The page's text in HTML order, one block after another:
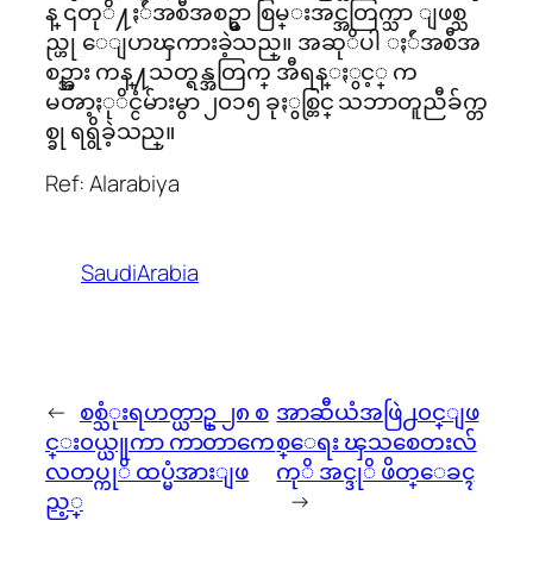
န္ ၎တုိ႔ႏ်ဴအစီအစဥ္မွာ စြမ္းအင္အတြက္သာ ျဖစ္သ
ည္ဟု ေျပာၾကားခဲ့သည္။ အဆုိပါ ႏ်ဴအစီအ
စဥ္အား ကန္႔သတ္ရန္အတြက္ အီရန္ႏွင့္ က
မၻာ့ႏုိင္ငံမ်ားမွာ ၂၀၁၅ ခုႏွစ္တြင္ သဘာတူညီခ်က္တ
စ္ခု ရရွိခဲ့သည္။
Ref: Alarabiya
SaudiArabia
← စစ္သံုးရဟတ္ယာဥ္ ၂၈ စ
င္း၀ယ္ယူကာ ကာတာကေ
လတပ္ကုိ ထပ္မံအားျဖ
ည့္
အာဆီယံအဖြဲ႕၀င္ျဖ
စ္ေရး ၾသစေတးလ်
ကုိ အင္ဒုိ ဖိတ္ေခၚ
→